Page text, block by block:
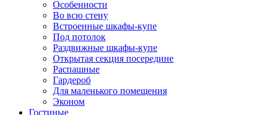
Особенности
Во всю стену
Встроенные шкафы-купе
Под потолок
Раздвижные шкафы-купе
Открытая секция посередине
Распашные
Гардероб
Для маленького помещения
Эконом
Гостиные